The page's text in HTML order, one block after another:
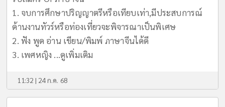
1. จบการศึกษาปริญญาตรีหรือเทียบเท่า,มีประสบการณ์
ด้านงานทัวร์หรือท่องเที่ยวจะพิจารณาเป็นพิเศษ
2. ฟัง พูด อ่าน เขียน/พิมพ์ ภาษาจีนได้ดี
3. เพศหญิง ...ดูเพิ่มเติม
11:32 | 24 ก.ค. 68